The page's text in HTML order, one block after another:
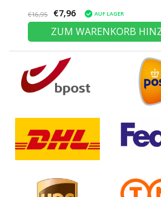
€16,95 €7,96 AUF LAGER
ZUM WARENKORB